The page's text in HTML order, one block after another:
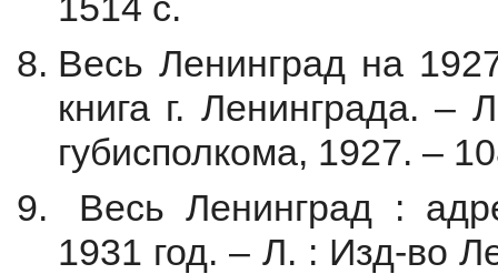
1514 с.
Весь Ленинград на
книга г. Ленинграда. –
губисполкома, 1927. –
Весь Ленинград :
1931 год. – Л. : Изд-во